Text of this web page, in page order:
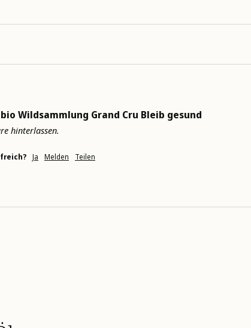
Wildsammlung Grand Cru Bleib gesund
hinterlassen.
Ja Melden Teilen